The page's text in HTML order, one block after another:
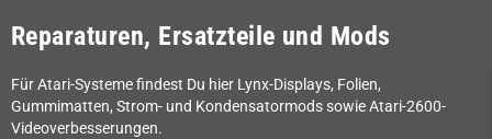
Reparaturen, Ersatzteile und Mods
Für Atari-Systeme findest Du hier Lynx-Displays, Folien,
Gummimatten, Strom- und Kondensatormods sowie Atari-2600-
Videoverbesserungen.